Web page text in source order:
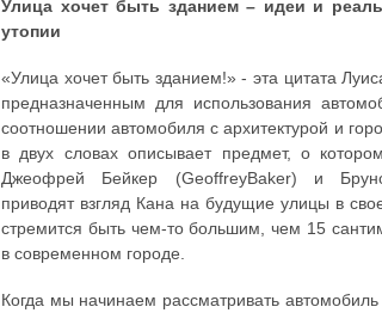
Улица хочет быть зданием – идеи и
утопии
«Улица хочет быть зданием!» - эта цитата
предназначенным для использования
соотношении автомобиля с архитектурой и
в двух словах описывает предмет, о
Джеофрей Бейкер (GeoffreyBaker) и
приводят взгляд Кана на будущие улицы в
стремится быть чем-то большим, чем 15
в современном городе.
Когда мы начинаем рассматривать